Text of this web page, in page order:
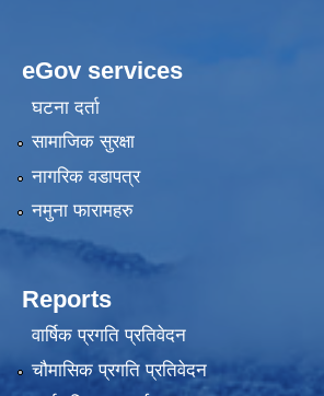
eGov services
घटना दर्ता
सामाजिक सुरक्षा
नागरिक वडापत्र
नमुना फारामहरु
Reports
वार्षिक प्रगति प्रतिवेदन
चौमासिक प्रगति प्रतिवेदन